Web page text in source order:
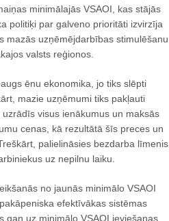
minimālajās VSAOI, kas stājās
politiķi par galveno prioritāti izvirzīja
mazās uzņēmējdarbības stimulēšanu,
valsts reģionos.
ēnu ekonomika, jo tiks slēpti
mazie uzņēmumi tiks pakļauti
visus ienākumus un maksās
cenas, kā rezultātā šīs preces un
palielināsies bezdarba līmenis,
uz nepilnu laiku.
no jaunās minimālo VSAOI
efektīvākas sistēmas
gan uz minimālo VSAOI ieviešanas